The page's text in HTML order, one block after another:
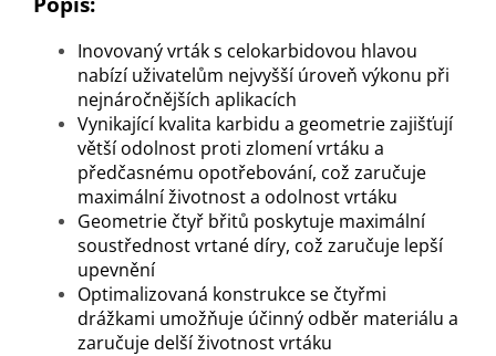
Inovovaný vrták s celokarbidovou hlavou
nabízí uživatelům nejvyšší úroveň výkonu při
nejnáročnějších aplikacích
Vynikající kvalita karbidu a geometrie zajišťují
větší odolnost proti zlomení vrtáku a
předčasnému opotřebování, což zaručuje
maximální životnost a odolnost vrtáku
Geometrie čtyř břitů poskytuje maximální
soustřednost vrtané díry, což zaručuje lepší
upevnění
Optimalizovaná konstrukce se čtyřmi
drážkami umožňuje účinný odběr materiálu a
zaručuje delší životnost vrtáku